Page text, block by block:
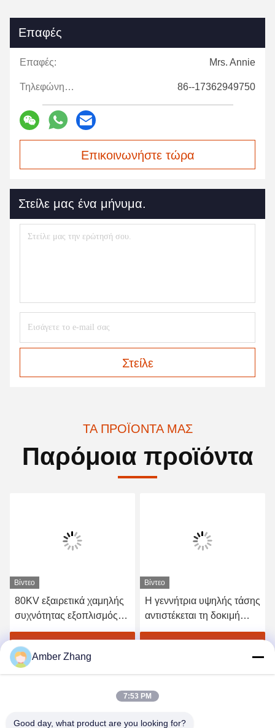
Επαφές
Επαφές: Mrs. Annie
Τηλεφώνημα: 86--17362949750
Επικοινωνήστε τώρα
Στείλε μας ένα μήνυμα.
Στείλε
ΤΑ ΠΡΟΪΌΝΤΑ ΜΑΣ
Παρόμοια προϊόντα
Βίντεο
80KV εξαιρετικά χαμηλής
συχνότητας εξοπλισμός
δοκιμής υψηλής τάσης
εναλλασσόμενου
ρεύματος, γεννήτρια 0.1hz
Vlf
Βρείτε την καλύτερη τιμή
Βίντεο
Η γεννήτρια υψηλής τάσης
αντιστέκεται τη δοκιμή
τάσης για τον ηλεκτρικό
Amber Zhang
7:53 PM
Good day, what product are you looking for?